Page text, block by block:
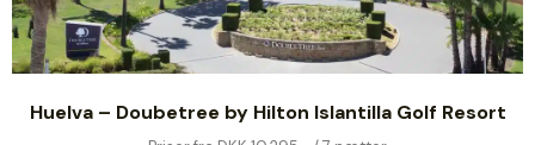
Huelva – Doubetree by Hilton Islantilla Golf Resort